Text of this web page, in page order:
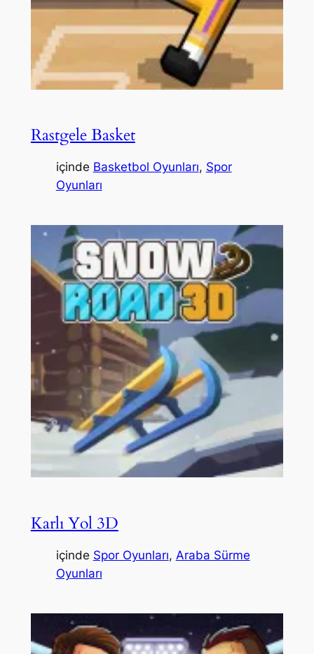
Rastgele Basket
içinde Basketbol Oyunları, Spor
Oyunları
Karlı Yol 3D
içinde Spor Oyunları, Araba Sürme
Oyunları